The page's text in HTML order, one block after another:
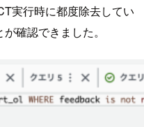
実行時に都度除去してい
確認できました。